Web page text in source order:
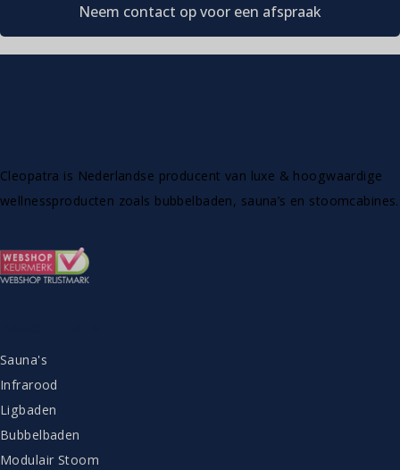
Neem contact op voor een afspraak
Cleopatra is Nederlandse producent van luxe & hoogwaardige
wellnessproducten zoals bubbelbaden, sauna’s en stoomcabines.
Sauna's
Infrarood
Ligbaden
Bubbelbaden
Modulair Stoom